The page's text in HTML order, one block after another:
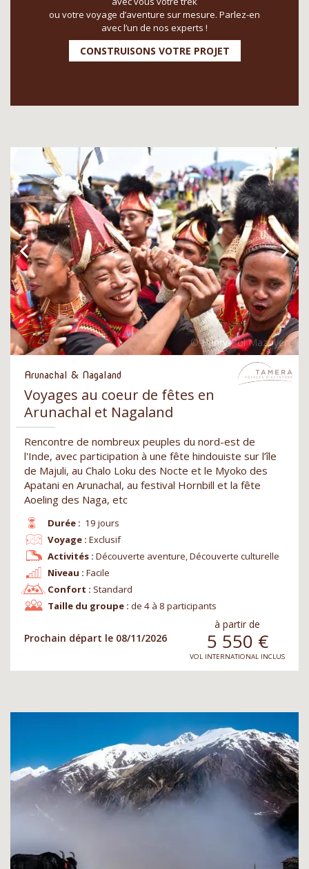
ou votre voyage d’aventure sur mesure. Parlez-en
avec l’un de nos experts !
CONSTRUISONS VOTRE PROJET
Arunachal & Nagaland
Voyages au coeur de fêtes en
Arunachal et Nagaland
Rencontre de nombreux peuples du nord-est de
l'Inde, avec participation à une fête hindouiste sur l’île
de Majuli, au Chalo Loku des Nocte et le Myoko des
Apatani en Arunachal, au festival Hornbill et la fête
Aoeling des Naga, etc
Durée : 19 jours
Niveau : Facile
Voyage : Exclusif
Confort : Standard
Activités : Découverte aventure, Découverte culturelle
Taille du groupe : de 4 à 8 participants
Prochain départ le 08/11/2026
à partir de
5 550 €
VOL INTERNATIONAL INCLUS